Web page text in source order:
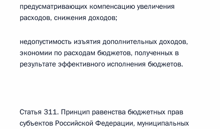
предусматривающих компенсацию увеличения
расходов, снижения доходов;
недопустимость изъятия дополнительных доходов,
экономии по расходам бюджетов, полученных в
результате эффективного исполнения бюджетов.
Статья 311. Принцип равенства бюджетных прав
субъектов Российской Федерации, муниципальных